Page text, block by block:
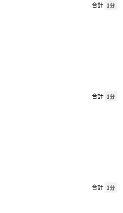
合計 1分
合計 1分
合計 1分